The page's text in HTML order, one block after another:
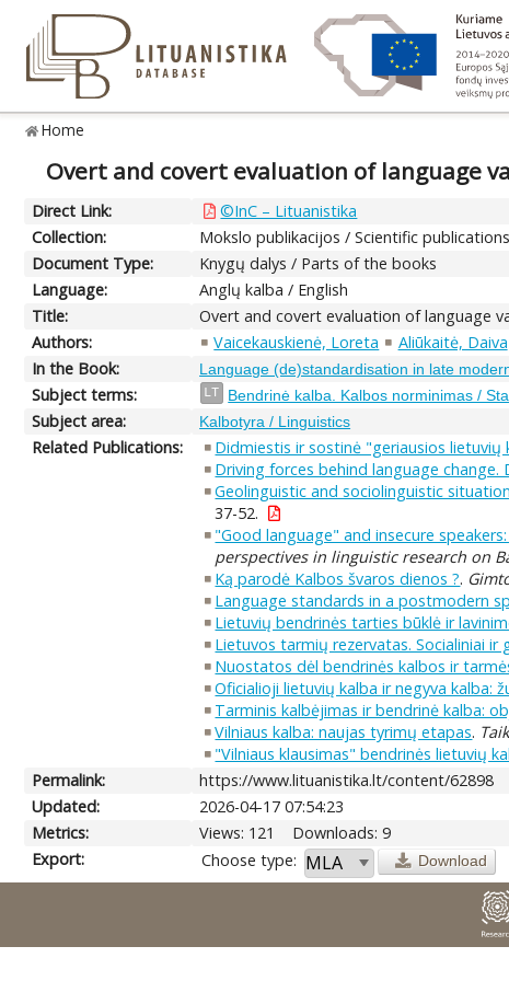
Home
Overt and covert evaluation of language
Direct Link:
©InC – Lituanistika
Collection:
Mokslo publikacijos / Scientific publications
Document Type:
Knygų dalys / Parts of the books
Language:
Anglų kalba / English
Title:
Overt and covert evaluation of language
Authors:
Vaicekauskienė, Loreta
Aliūkaitė, Daiva
In the Book:
Language (de)standardisation in late
Subject terms:
LT Bendrinė kalba. Kalbos norminimas /
Subject area: Kalbotyra / Linguistics
Related Publications: Didmiestis ir sostinė "geriausios lietuvių
Driving forces behind language
Geolinguistic and sociolinguistic
37-52.
"Good language" and insecure
perspectives in linguistic research on
Ką parodė Kalbos švaros dienos ?.
Language standards in a postmodern
Lietuvių bendrinės tarties būklė ir
Lietuvos tarmių rezervatas. Socialiniai
Nuostatos dėl bendrinės kalbos ir
Oficialioji lietuvių kalba ir negyva kalba:
Tarminis kalbėjimas ir bendrinė kalba:
Vilniaus kalba: naujas tyrimų etapas.
"Vilniaus klausimas" bendrinės lietuvių
Permalink:
https://www.lituanistika.lt/content/62898
Updated:
2026-04-17 07:54:23
Metrics:
Views: 121
Downloads: 9
Export:
Choose type: Download